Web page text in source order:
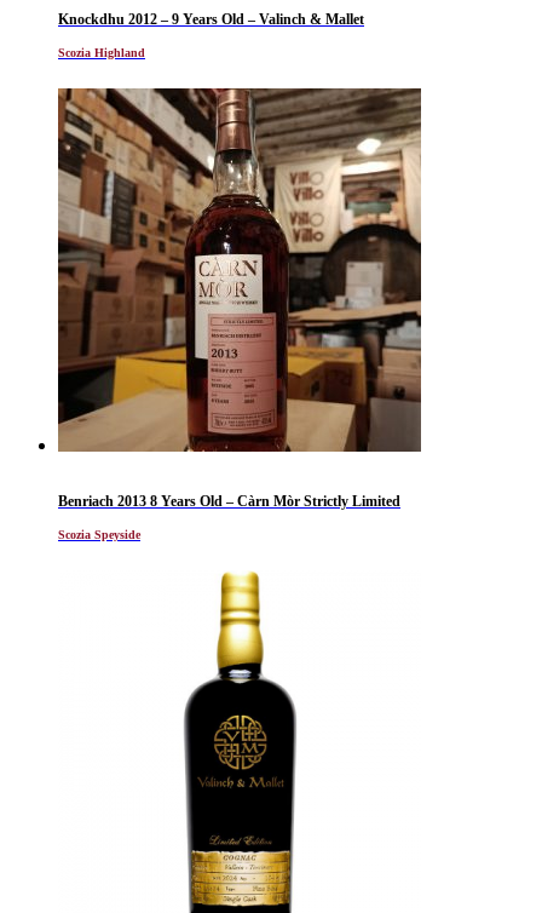
Knockdhu 2012 – 9 Years Old – Valinch & Mallet
Scozia Highland
Benriach 2013 8 Years Old – Càrn Mòr Strictly Limited
Scozia Speyside